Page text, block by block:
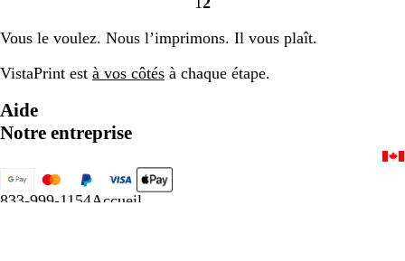
Accéder
la
page
Accéder
la
page
Vous le voulez. Nous l’imprimons. Il vous plaît.
VistaPrint est à vos côtés à chaque étape.
Aide
Notre entreprise
833-999-1154Accueil